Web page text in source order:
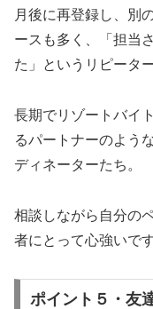
月後に再登録し、別
ースも多く、「担当
た」というリピータ
長期でリゾートバイ
るパートナーのよう
ディネーターたち。
相談しながら自分の
者にとって心強いで
ポイント５・友